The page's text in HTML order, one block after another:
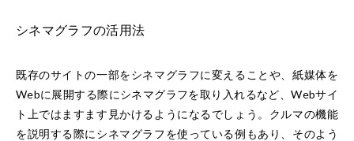
シネマグラフの活用法
既存のサイトの一部をシネマグラフに変えることや、紙媒体を
Webに展開する際にシネマグラフを取り入れるなど、Webサイ
ト上ではますます見かけるようになるでしょう。クルマの機能
を説明する際にシネマグラフを使っている例もあり、そのよう